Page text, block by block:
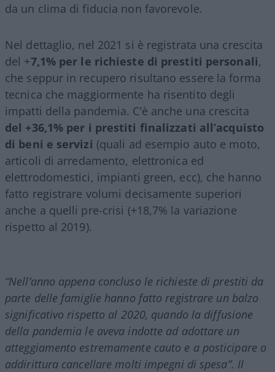
da un clima di fiducia non favorevole.
Nel dettaglio, nel 2021 si è registrata una crescita
del +7,1% per le richieste di prestiti personali,
che seppur in recupero risultano essere la forma
tecnica che maggiormente ha risentito degli
impatti della pandemia. C’è anche una crescita
del +36,1% per i prestiti finalizzati all’acquisto
di beni e servizi (quali ad esempio auto e moto,
articoli di arredamento, elettronica ed
elettrodomestici, impianti green, ecc), che hanno
fatto registrare volumi decisamente superiori
anche a quelli pre-crisi (+18,7% la variazione
rispetto al 2019).
“Nell’anno appena concluso le richieste di prestiti da
parte delle famiglie hanno fatto registrare un balzo
significativo rispetto al 2020, quando la diffusione
della pandemia le aveva indotte ad adottare un
atteggiamento estremamente cauto e a posticipare o
addirittura cancellare molti impegni di spesa”. Il